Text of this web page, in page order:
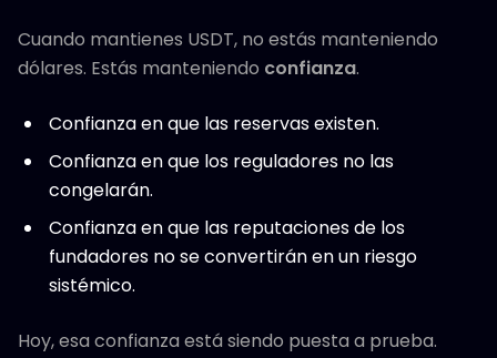
Cuando mantienes USDT, no estás manteniendo
dólares. Estás manteniendo confianza.
Confianza en que las reservas existen.
Confianza en que los reguladores no las
congelarán.
Confianza en que las reputaciones de los
fundadores no se convertirán en un riesgo
sistémico.
Hoy, esa confianza está siendo puesta a prueba.